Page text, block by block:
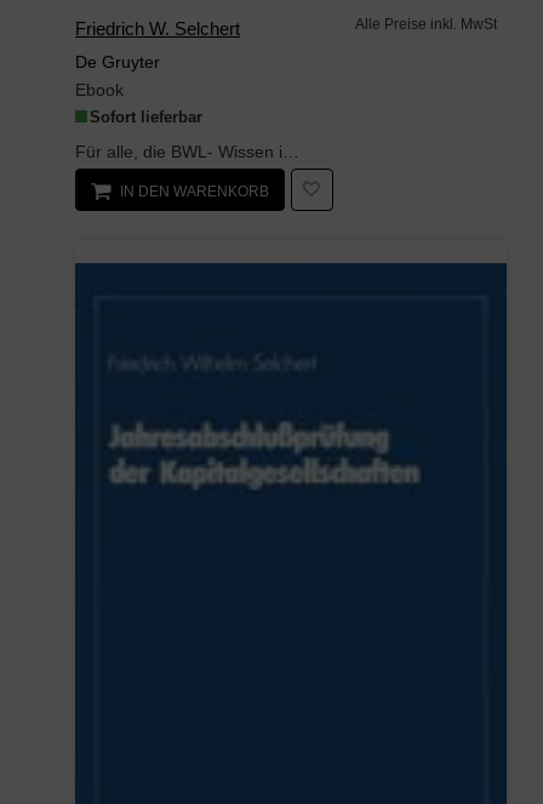
Friedrich W. Selchert
De Gruyter
Ebook
Sofort lieferbar
Alle Preise inkl. MwSt
IN DEN WARENKORB